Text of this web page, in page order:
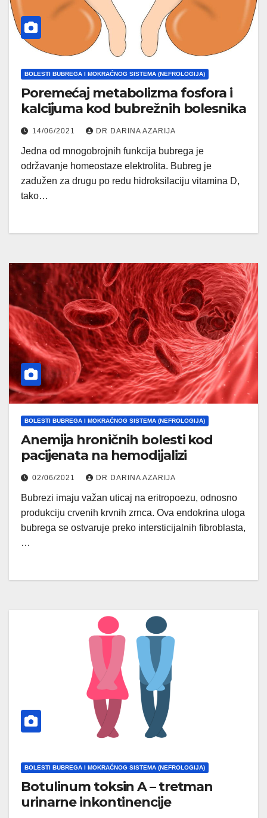
BOLESTI BUBREGA I MOKRAĆNOG SISTEMA (NEFROLOGIJA)
Poremećaj metabolizma fosfora i
kalcijuma kod bubrežnih bolesnika
14/06/2021 DR DARINA AZARIJA
Jedna od mnogobrojnih funkcija bubrega je
održavanje homeostaze elektrolita. Bubreg je
zadužen za drugu po redu hidroksilaciju vitamina D,
tako…
BOLESTI BUBREGA I MOKRAĆNOG SISTEMA (NEFROLOGIJA)
Anemija hroničnih bolesti kod
pacijenata na hemodijalizi
02/06/2021 DR DARINA AZARIJA
Bubrezi imaju važan uticaj na eritropoezu, odnosno
produkciju crvenih krvnih zrnca. Ova endokrina uloga
bubrega se ostvaruje preko intersticijalnih fibroblasta,
…
BOLESTI BUBREGA I MOKRAĆNOG SISTEMA (NEFROLOGIJA)
Botulinum toksin A – tretman
urinarne inkontinencije